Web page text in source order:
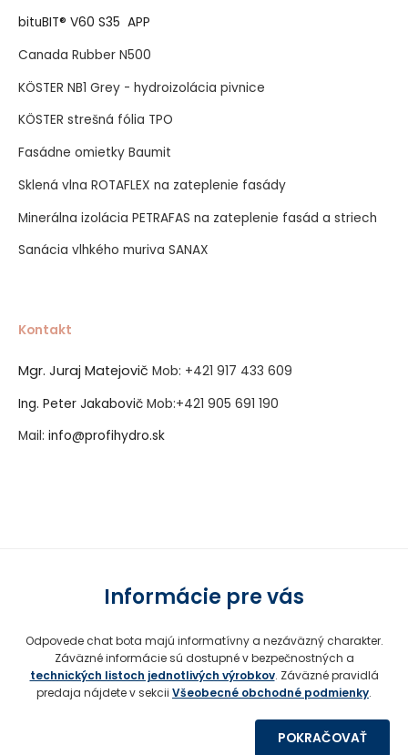
bituBIT® V60 S35 APP
Canada Rubber N500
KÖSTER NB1 Grey - hydroizolácia pivnice
KÖSTER strešná fólia TPO
Fasádne omietky Baumit
Sklená vlna ROTAFLEX na zateplenie fasády
Minerálna izolácia PETRAFAS na zateplenie fasád a striech
Sanácia vlhkého muriva SANAX
Kontakt
Mgr. Juraj Matejovič Mob: +421 917 433 609
Ing. Peter Jakabovič Mob:+421 905 691 190
Mail: info@profihydro.sk
Informácie pre vás
Odpovede chat bota majú informatívny a nezáväzný charakter.
Záväzné informácie sú dostupné v bezpečnostných a
technických listoch jednotlivých výrobkov. Záväzné pravidlá
predaja nájdete v sekcii Všeobecné obchodné podmienky.
POKRAČOVAŤ